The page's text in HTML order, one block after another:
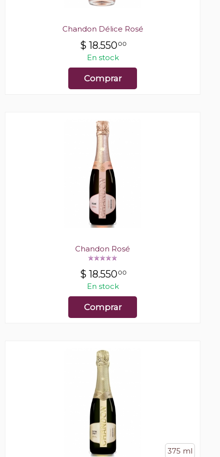
Chandon Délice Rosé
$ 18.55000
En stock
Comprar
Chandon Rosé
$ 18.55000
En stock
Comprar
375 ml